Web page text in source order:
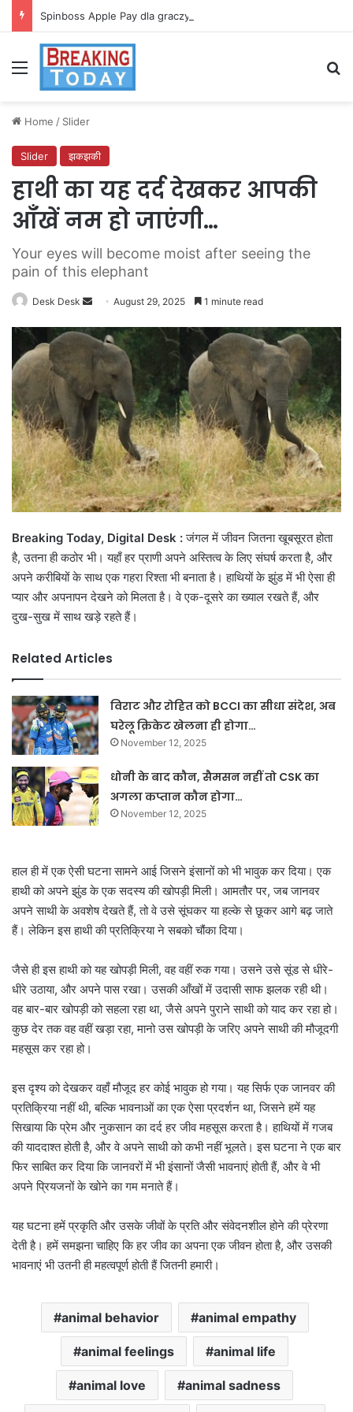
Spinboss Apple Pay dla graczy na iPhone
Menu
Home / Slider
Slider झकझकी
हाथी का यह दर्द देखकर आपकी
आँखें नम हो जाएंगी…
Your eyes will become moist after seeing the
pain of this elephant
Desk Desk
Send
email
August 29, 2025 1 minute read
Breaking Today, Digital Desk :जंगल में जीवन जितना खूबसूरत होता
है, उतना ही कठोर भी। यहाँ हर प्राणी अपने अस्तित्व के लिए संघर्ष करता है, और
अपने करीबियों के साथ एक गहरा रिश्ता भी बनाता है। हाथियों के झुंड में भी ऐसा ही
प्यार और अपनापन देखने को मिलता है। वे एक-दूसरे का ख्याल रखते हैं, और
दुख-सुख में साथ खड़े रहते हैं।
Related Articles
विराट और रोहित को BCCI का सीधा संदेश, अब
घरेलू क्रिकेट खेलना ही होगा…
November 12, 2025
धोनी के बाद कौन, सैमसन नहीं तो CSK का
अगला कप्तान कौन होगा…
November 12, 2025
हाल ही में एक ऐसी घटना सामने आई जिसने इंसानों को भी भावुक कर दिया। एक
हाथी को अपने झुंड के एक सदस्य की खोपड़ी मिली। आमतौर पर, जब जानवर
अपने साथी के अवशेष देखते हैं, तो वे उसे सूंघकर या हल्के से छूकर आगे बढ़ जाते
हैं। लेकिन इस हाथी की प्रतिक्रिया ने सबको चौंका दिया।
जैसे ही इस हाथी को यह खोपड़ी मिली, वह वहीं रुक गया। उसने उसे सूंड से धीरे-
धीरे उठाया, और अपने पास रखा। उसकी आँखों में उदासी साफ झलक रही थी।
वह बार-बार खोपड़ी को सहला रहा था, जैसे अपने पुराने साथी को याद कर रहा हो।
कुछ देर तक वह वहीं खड़ा रहा, मानो उस खोपड़ी के जरिए अपने साथी की मौजूदगी
महसूस कर रहा हो।
इस दृश्य को देखकर वहाँ मौजूद हर कोई भावुक हो गया। यह सिर्फ एक जानवर की
प्रतिक्रिया नहीं थी, बल्कि भावनाओं का एक ऐसा प्रदर्शन था, जिसने हमें यह
सिखाया कि प्रेम और नुकसान का दर्द हर जीव महसूस करता है। हाथियों में गजब
की याददाश्त होती है, और वे अपने साथी को कभी नहीं भूलते। इस घटना ने एक बार
फिर साबित कर दिया कि जानवरों में भी इंसानों जैसी भावनाएं होती हैं, और वे भी
अपने प्रियजनों के खोने का गम मनाते हैं।
यह घटना हमें प्रकृति और उसके जीवों के प्रति और संवेदनशील होने की प्रेरणा
देती है। हमें समझना चाहिए कि हर जीव का अपना एक जीवन होता है, और उसकी
भावनाएं भी उतनी ही महत्वपूर्ण होती हैं जितनी हमारी।
animal behavior animal empathy
animal feelings animal life
animal love animal sadness